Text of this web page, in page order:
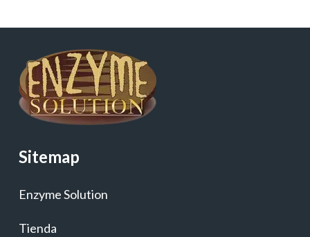
Sitemap
Enzyme Solution
Tienda